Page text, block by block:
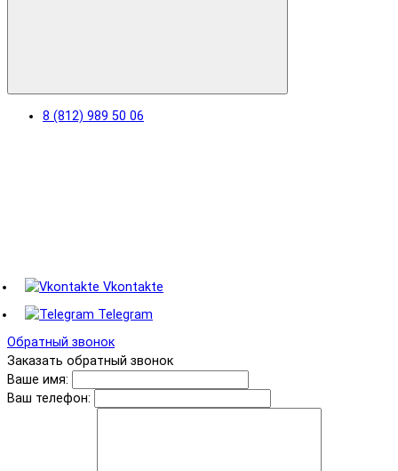
8 (812) 989 50 06
Vkontakte
Telegram
Обратный звонок
Заказать обратный звонок
Ваше имя:
Ваш телефон: